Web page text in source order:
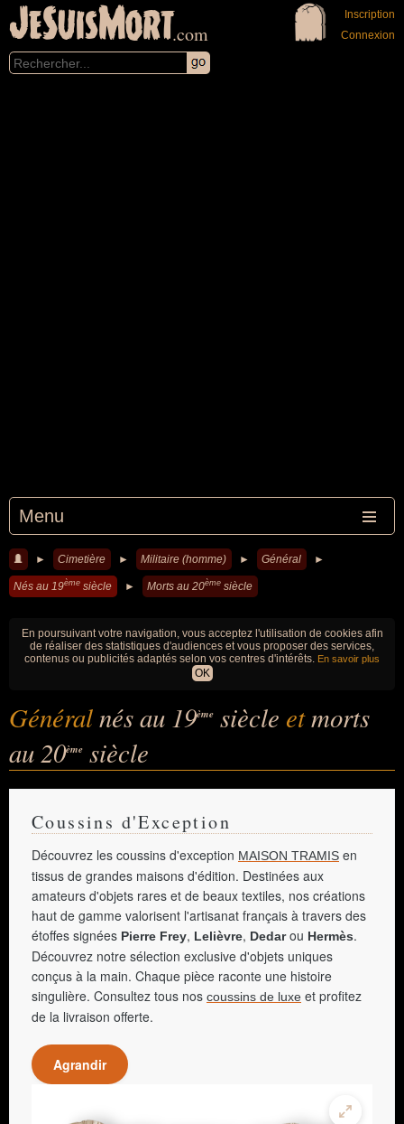
JeSuisMort.com
Menu
Inscription
Connexion
► Cimetière ► Militaire (homme) ► Général ►
Nés au 19ème siècle ► Morts au 20ème siècle
En poursuivant votre navigation, vous acceptez l'utilisation de cookies afin
de réaliser des statistiques d'audiences et vous proposer des services,
contenus ou publicités adaptés selon vos centres d'intérêts. En savoir plus
OK
Généralnés au 19ème siècle etmorts
au 20ème siècle
Coussins d'Exception
Découvrez les coussins d'exception MAISON TRAMIS en
tissus de grandes maisons d'édition. Destinées aux
amateurs d'objets rares et de beaux textiles, nos créations
haut de gamme valorisent l'artisanat français à travers des
étoffes signées Pierre Frey, Lelièvre, Dedarou Hermès.
Découvrez notre sélection exclusive d'objets uniques
conçus à la main. Chaque pièce raconte une histoire
singulière. Consultez tous nos coussins de luxe et profitez
de la livraison offerte.
Agrandir